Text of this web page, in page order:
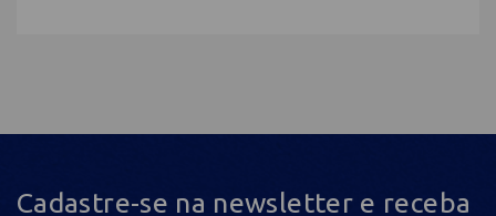
Cadastre-se na newsletter e receba